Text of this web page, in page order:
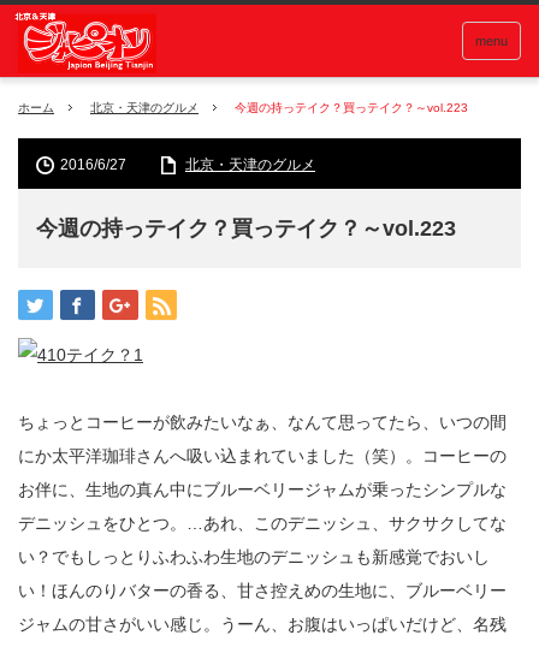
menu
ホーム 北京・天津のグルメ 今週の持っテイク？買っテイク？～vol.223
2016/6/27 北京・天津のグルメ
今週の持っテイク？買っテイク？～vol.223
ちょっとコーヒーが飲みたいなぁ、なんて思ってたら、いつの間
にか太平洋珈琲さんへ吸い込まれていました（笑）。コーヒーの
お伴に、生地の真ん中にブルーベリージャムが乗ったシンプルな
デニッシュをひとつ。…あれ、このデニッシュ、サクサクしてな
い？でもしっとりふわふわ生地のデニッシュも新感覚でおいし
い！ほんのりバターの香る、甘さ控えめの生地に、ブルーベリー
ジャムの甘さがいい感じ。うーん、お腹はいっぱいだけど、名残